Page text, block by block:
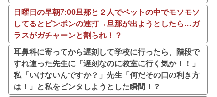
日曜日の早朝7:00旦那と２人でベットの中でモソモソ
してるとピンポンの連打→旦那が出ようとしたら…ガ
ラスがガチャーンと割られ！？
耳鼻科に寄ってから遅刻して学校に行ったら、階段で
すれ違った先生に「遅刻なのに教室に行く気か！！」
私「いけないんですか？」先生「何だその口の利き方
は！」と私をビンタしようとした瞬間！？